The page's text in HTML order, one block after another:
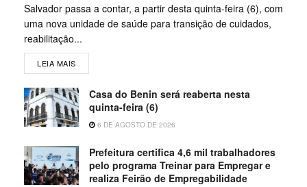
Salvador passa a contar, a partir desta quinta-feira (6), com
uma nova unidade de saúde para transição de cuidados,
reabilitação...
LEIA MAIS
Casa do Benin será reaberta nesta
quinta-feira (6)
6 DE AGOSTO DE 2026
Prefeitura certifica 4,6 mil trabalhadores
pelo programa Treinar para Empregar e
realiza Feirão de Empregabilidade